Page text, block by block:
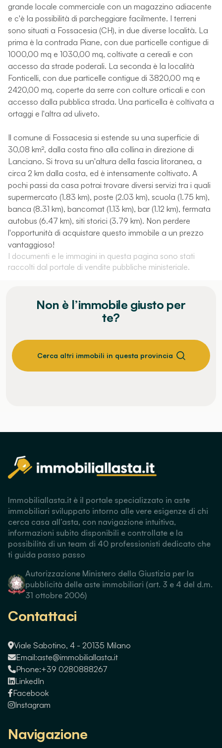
grande locale commerciale con un magazzino adiacente
e c'è la possibilità di parcheggiare facilmente. I terreni
sono situati a Fossacesia (CH), in due diverse località. La
prima è la contrada Piane, con due particelle contigue di
1000,00 mq e 1030,00 mq, coltivate a cereali e con
accesso da strade poderali. La seconda è la località
Fonticelli, con due particelle contigue di 3820,00 mq e
2420,00 mq, coperte da serre con colture orticali e con
accesso dalla pubblica strada. Una particella è coltivata a
ortaggi e l'altra ad uliveto.
Il comune di Fossacesia si estende su una superficie di
30,08 km², dalla costa fino alla collina in direzione di
Lanciano. Si trova su un'altura della fascia litoranea, a
circa 2 km dalla costa, ed è intensamente coltivato. A
pochi passi da casa potrai trovare diversi servizi tra i quali
supermercato (1.83 km), poste (2.03 km), scuola (1.75 km),
banca (8.31 km), bancomat (1.13 km), bar (1.12 km), fermata
autobus (6.47 km), siti storici (3.79 km). Non perdere
l'opportunità di acquistare questo immobile a un prezzo
vantaggioso!
I documenti e le immagini in questa pagina sono stati
raccolti dal portale di vendite pubbliche ministeriale.
Non è l’immobile giusto per
te?
Cerca altri immobili in questa provincia
Immobiliallasta.it è il portale specializzato in aste
immobiliari sviluppato intorno alle vere esigenze di chi
cerca casa all’asta, con navigazione intuitiva,
informazioni subito disponibili e controllate e la
possibilità di un team di 40 professionisti dedicato che
ti guida passo passo
Autorizzazione Ministero della Giustizia per la
pubblicità delle aste immobiliari (art. 3 e 4 del d.m.
31 ottobre 2006)
Contattaci
Viale Sabotino, 4 - 20135 Milano
Email:aste@immobiliallasta.it
Phone:+39 0280888267
LinkedIn
Facebook
Instagram
Navigazione